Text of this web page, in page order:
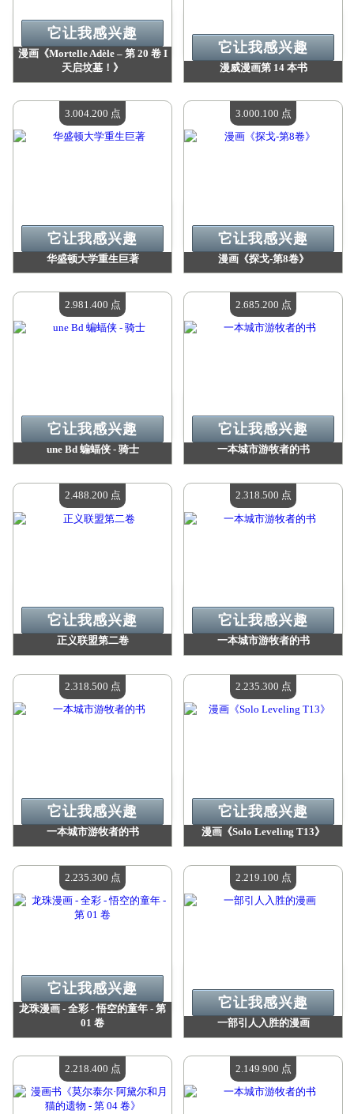
漫画《Mortelle Adèle – 第 20 卷 I
天启坟墓！》
现有数量：4
它让我感兴趣
漫威漫画第 14 本书
现有数量：4
它让我感兴趣
华盛顿大学重生巨著
现有数量：4
它让我感兴趣
3.004.200 点
漫画《探戈-第8卷》
现有数量：4
它让我感兴趣
3.000.100 点
une Bd 蝙蝠侠 - 骑士
现有数量：4
它让我感兴趣
2.981.400 点
一本城市游牧者的书
现有数量：4
它让我感兴趣
2.685.200 点
正义联盟第二卷
现有数量：4
它让我感兴趣
2.488.200 点
一本城市游牧者的书
现有数量：4
它让我感兴趣
2.318.500 点
一本城市游牧者的书
现有数量：4
它让我感兴趣
2.318.500 点
漫画《Solo Leveling T13》
现有数量：4
它让我感兴趣
2.235.300 点
龙珠漫画 - 全彩 - 悟空的童年 - 第
01 卷
现有数量：4
它让我感兴趣
2.235.300 点
一部引人入胜的漫画
现有数量：4
它让我感兴趣
2.219.100 点
2.218.400 点 2.149.900 点